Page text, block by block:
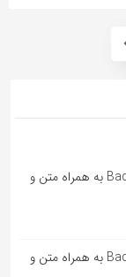
آهنگ انگلیسی Specter از Bad Omens به همراه متن و
آهنگ انگلیسی Impose از Bad Omens به همراه متن و